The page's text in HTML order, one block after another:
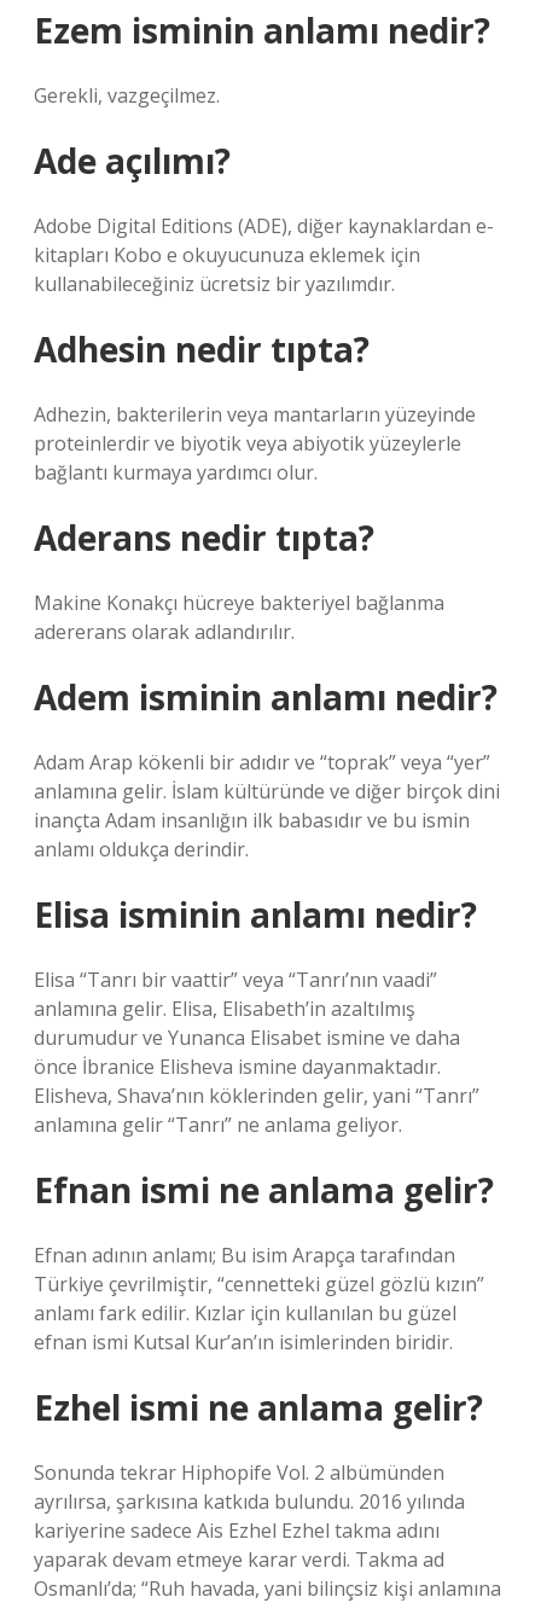
Ezem isminin anlamı nedir?
Gerekli, vazgeçilmez.
Ade açılımı?
Adobe Digital Editions (ADE), diğer kaynaklardan e-
kitapları Kobo e okuyucunuza eklemek için
kullanabileceğiniz ücretsiz bir yazılımdır.
Adhesin nedir tıpta?
Adhezin, bakterilerin veya mantarların yüzeyinde
proteinlerdir ve biyotik veya abiyotik yüzeylerle
bağlantı kurmaya yardımcı olur.
Aderans nedir tıpta?
Makine Konakçı hücreye bakteriyel bağlanma
adererans olarak adlandırılır.
Adem isminin anlamı nedir?
Adam Arap kökenli bir adıdır ve “toprak” veya “yer”
anlamına gelir. İslam kültüründe ve diğer birçok dini
inançta Adam insanlığın ilk babasıdır ve bu ismin
anlamı oldukça derindir.
Elisa isminin anlamı nedir?
Elisa “Tanrı bir vaattir” veya “Tanrı’nın vaadi”
anlamına gelir. Elisa, Elisabeth’in azaltılmış
durumudur ve Yunanca Elisabet ismine ve daha
önce İbranice Elisheva ismine dayanmaktadır.
Elisheva, Shava’nın köklerinden gelir, yani “Tanrı”
anlamına gelir “Tanrı” ne anlama geliyor.
Efnan ismi ne anlama gelir?
Efnan adının anlamı; Bu isim Arapça tarafından
Türkiye çevrilmiştir, “cennetteki güzel gözlü kızın”
anlamı fark edilir. Kızlar için kullanılan bu güzel
efnan ismi Kutsal Kur’an’ın isimlerinden biridir.
Ezhel ismi ne anlama gelir?
Sonunda tekrar Hiphopife Vol. 2 albümünden
ayrılırsa, şarkısına katkıda bulundu. 2016 yılında
kariyerine sadece Ais Ezhel Ezhel takma adını
yaparak devam etmeye karar verdi. Takma ad
Osmanlı’da; “Ruh havada, yani bilinçsiz kişi anlamına